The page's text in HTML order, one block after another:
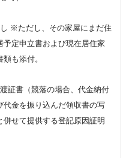
※ただし、その家屋にまだ住
予定申立書および現在居住家
も添付。
証書（競落の場合、代金納付
代金を振り込んだ領収書の写
併せて提供する登記原因証明